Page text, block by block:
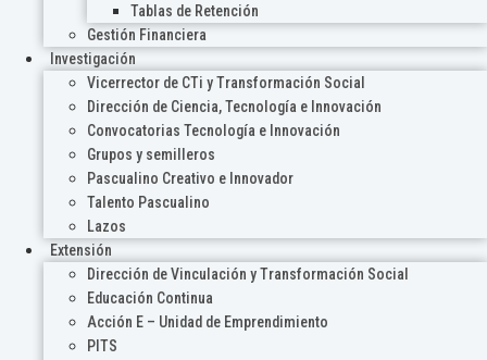
Tablas de Retención
Gestión Financiera
Investigación
Vicerrector de CTi y Transformación Social
Dirección de Ciencia, Tecnología e Innovación
Convocatorias Tecnología e Innovación
Grupos y semilleros
Pascualino Creativo e Innovador
Talento Pascualino
Lazos
Extensión
Dirección de Vinculación y Transformación Social
Educación Continua
Acción E – Unidad de Emprendimiento
PITS